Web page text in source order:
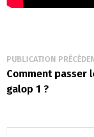
Navigation
de
l’article
PUBLICATION
Comment passer
galop 1 ?